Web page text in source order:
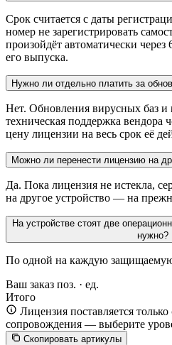
Срок считается с даты
номер не зарегистрировать
произойдёт автоматически
его выпуска.
Нужно ли отдельно платить за
Нет. Обновления вирусных баз и
техническая поддержка вендора
цену лицензии на весь срок её
Можно ли перенести лицензию на
Да. Пока лицензия не истекла,
на другое устройство — на
На устройстве стоят две
нужно?
По одной на каждую
Ваш заказ поз. · ед.
Итого
Лицензия поставляется
сопровождения — выберите
Скопировать артикулы